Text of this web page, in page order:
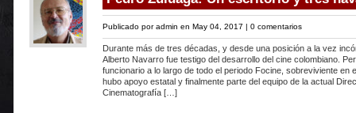
Publicado poradmin en May 04, 2017 | 0 comentarios
Durante más de tres décadas, y desde una posición a la vez
Alberto Navarro fue testigo del desarrollo del cine colombiano.
funcionario a lo largo de todo el periodo Focine, sobreviviente en
hubo apoyo estatal y finalmente parte del equipo de la actual
Cinematografía […]